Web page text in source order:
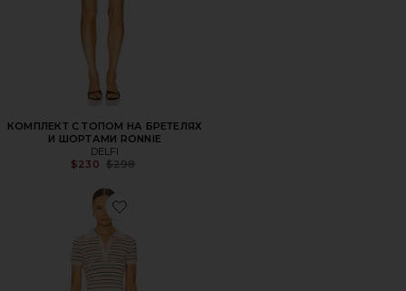
КОМПЛЕКТ С ТОПОМ НА БРЕТЕЛЯХ
И ШОРТАМИ RONNIE
DELFI
$230 Previous price:
$298
Favorite НАБОР ШОРТ DORAH